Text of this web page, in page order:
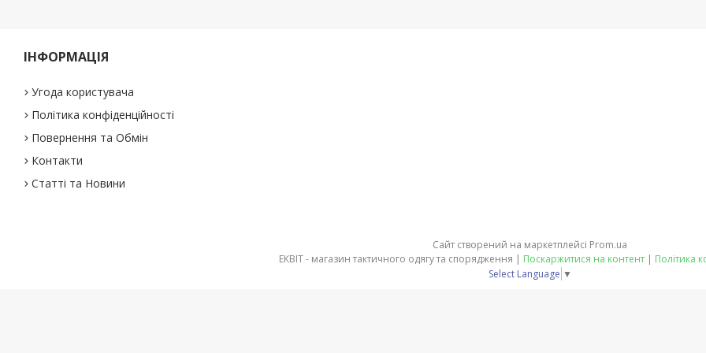
ІНФОРМАЦІЯ
Угода користувача
Політика конфіденційності
Повернення та Обмін
Контакти
Статті та Новини
Сайт створений на маркетплейсі Prom.ua
ЕКВІТ - магазин тактичного одягу та спорядження | Поскаржитися на контент | Політика
Select Language ▼